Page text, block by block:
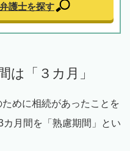
弁護士を探す
は「３カ月」
めに相続があったことを
月間を「熟慮期間」とい